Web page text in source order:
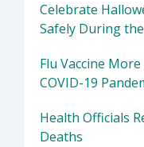
Celebrate
Safely During
Flu Vaccine
COVID-19
Health Officials
Deaths